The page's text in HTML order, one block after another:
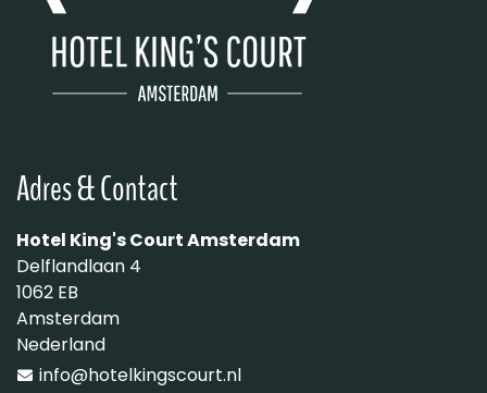
Adres & Contact
Hotel King's Court Amsterdam
Delflandlaan 4
1062 EB
Amsterdam
Nederland
info@hotelkingscourt.nl